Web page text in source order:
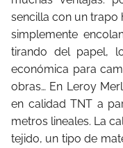
sencilla con un
simplemente
tirando del papel,
económica para
obras… En Leroy
en calidad TNT a
metros lineales. La
tejido, un tipo de